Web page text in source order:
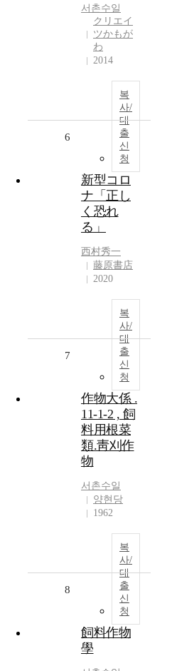
서촌수일
クリエイ
ツかもが
わ
2014
복
사/
대
출
신
청
6
新型コロ
ナ「正し
く恐れ
る」
西村秀一
藤原書店
2020
복
사/
대
출
신
청
7
作物大係 .
11-1-2 , 飼
料用根菜
類.靑刈作
物
서촌수일
양현당
1962
복
사/
대
출
신
청
8
飼料作物
學